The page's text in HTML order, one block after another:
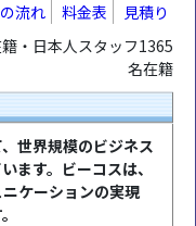
流れ 料金表
見積り
・日本人スタッフ1365
名在籍
世界規模のビジネス
ます。ビーコスは、
ケーションの実現